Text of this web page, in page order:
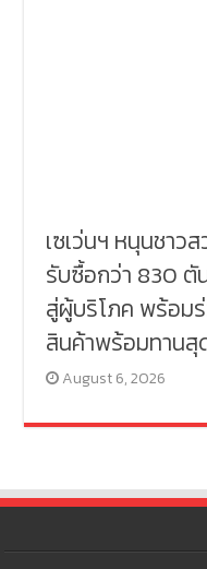
เซเว่นฯ หนุนชาว
รับซื้อกว่า 830
สู่ผู้บริโภค พร้อม
สินค้าพร้อมทานสุ
August 6, 2026